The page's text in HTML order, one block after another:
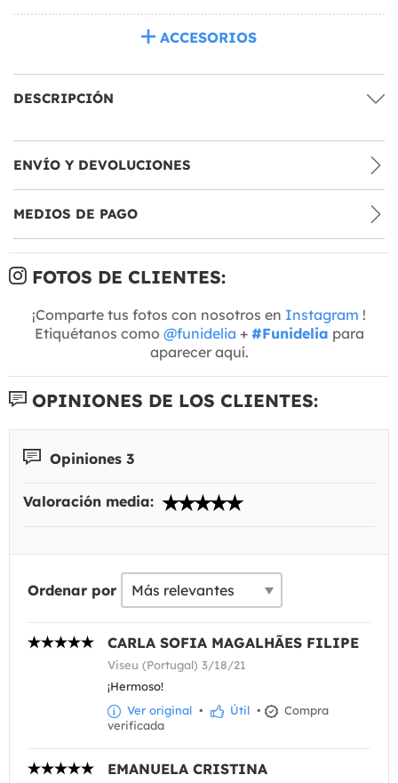
ACCESORIOS
DESCRIPCIÓN
ENVÍO Y DEVOLUCIONES
MEDIOS DE PAGO
FOTOS DE CLIENTES:
¡Comparte tus fotos con nosotros en Instagram !
Etiquétanos como @funidelia + #Funidelia para
aparecer aquí.
OPINIONES DE LOS CLIENTES:
Opiniones 3
Valoración media:
Ordenar por
CARLA SOFIA MAGALHÃES FILIPE
Viseu (Portugal) 3/18/21
¡Hermoso!
Ver original • Útil •
Compra
verificada
EMANUELA CRISTINA